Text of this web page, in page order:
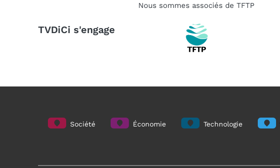
TVDiCi s'engage
Nous sommes associés de TFTP
Société Économie Technologie